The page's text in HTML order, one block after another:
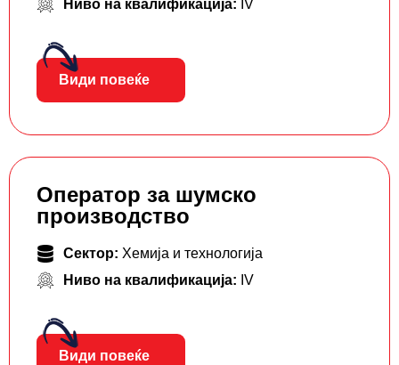
Ниво на квалификација: IV
Види повеќе
Оператор за шумско
производство
Сектор: Хемија и технологија
Ниво на квалификација: IV
Види повеќе